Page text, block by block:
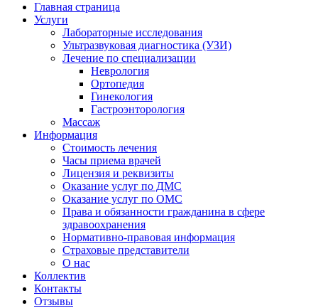
Главная страница
Услуги
Лабораторные исследования
Ультразвуковая диагностика (УЗИ)
Лечение по специализации
Неврология
Ортопедия
Гинекология
Гастроэнторология
Массаж
Информация
Стоимость лечения
Часы приема врачей
Лицензия и реквизиты
Оказание услуг по ДМС
Оказание услуг по ОМС
Права и обязанности гражданина в сфере
здравоохранения
Нормативно-правовая информация
Страховые представители
О нас
Коллектив
Контакты
Отзывы